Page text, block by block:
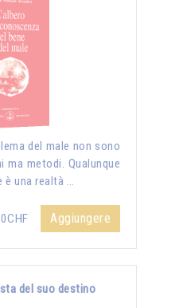
del male non sono
ma metodi. Qualunque
è una realtà …
Aggiungere
del suo destino